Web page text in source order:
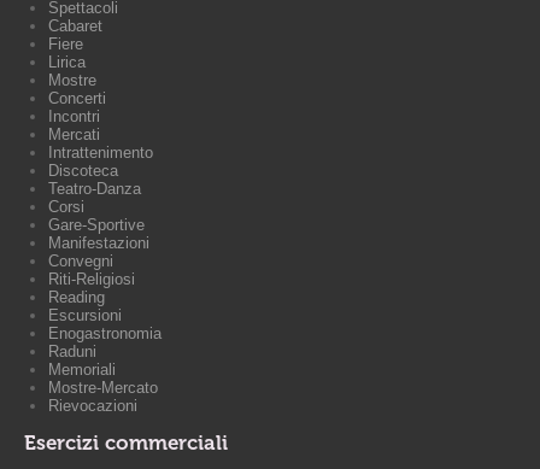
Spettacoli
Cabaret
Fiere
Lirica
Mostre
Concerti
Incontri
Mercati
Intrattenimento
Discoteca
Teatro-Danza
Corsi
Gare-Sportive
Manifestazioni
Convegni
Riti-Religiosi
Reading
Escursioni
Enogastronomia
Raduni
Memoriali
Mostre-Mercato
Rievocazioni
Esercizi commerciali